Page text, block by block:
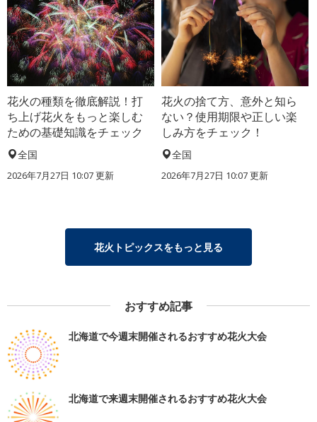
花火の種類を徹底解説！打
ち上げ花火をもっと楽しむ
ための基礎知識をチェック
全国
2026年7月27日 10:07 更新
花火の捨て方、意外と知ら
ない？使用期限や正しい楽
しみ方をチェック！
全国
2026年7月27日 10:07 更新
花火トピックスをもっと見る
おすすめ記事
北海道で今週末開催されるおすすめ花火大会
北海道で来週末開催されるおすすめ花火大会